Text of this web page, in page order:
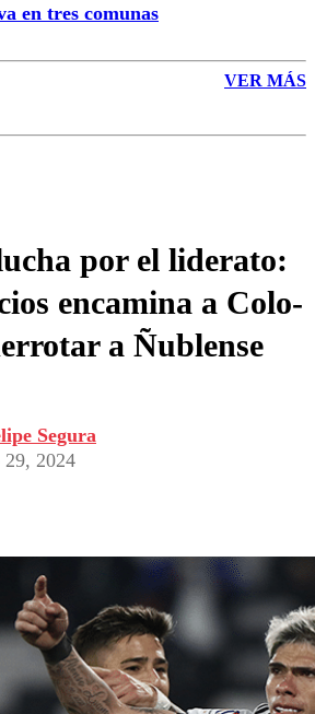
en tres comunas
VER MÁS
por el liderato:
encamina a Colo-
a Ñublense
Segura
29, 2024